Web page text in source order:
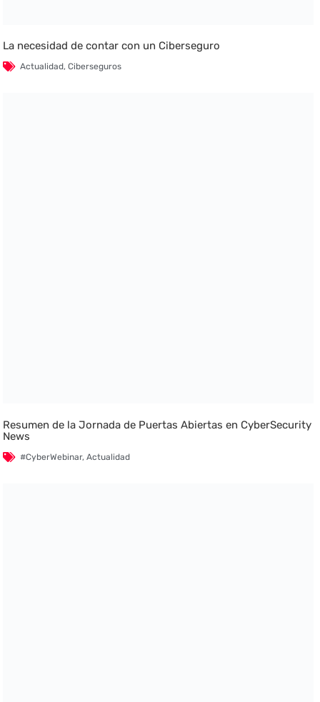
La necesidad de contar con un Ciberseguro
Actualidad,Ciberseguros
Resumen de la Jornada de Puertas Abiertas en CyberSecurity
News
#CyberWebinar,Actualidad